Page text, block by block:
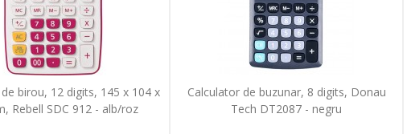
birou, 12 digits, 145 x 104 x
Rebell SDC 912 - alb/roz
Calculator de buzunar, 8 digits, Donau
Tech DT2087 - negru